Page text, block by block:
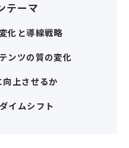
テーマ
化と導線戦略
ンツの質の変化
上させるか
イムシフト